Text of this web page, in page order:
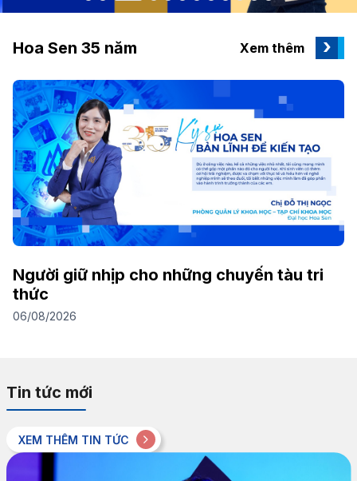
Hoa Sen 35 năm Xem thêm
Người giữ nhịp cho những chuyến tàu tri
thức
06/08/2026
Tin tức mới
XEM THÊM TIN TỨC